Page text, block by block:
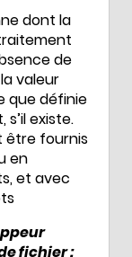
dont la
de
valeur
que définie
existe.
être fournis
en
et avec
fichier :